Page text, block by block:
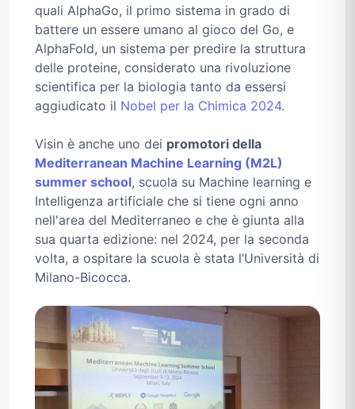
quali AlphaGo, il primo sistema in grado di
battere un essere umano al gioco del Go, e
AlphaFold, un sistema per predire la struttura
delle proteine, considerato una rivoluzione
scientifica per la biologia tanto da essersi
aggiudicato il Nobel per la Chimica 2024.
Visin è anche uno dei promotori della
Mediterranean Machine Learning (M2L)
summer school, scuola su Machine learning e
Intelligenza artificiale che si tiene ogni anno
nell'area del Mediterraneo e che è giunta alla
sua quarta edizione: nel 2024, per la seconda
volta, a ospitare la scuola è stata l’Università di
Milano-Bicocca.